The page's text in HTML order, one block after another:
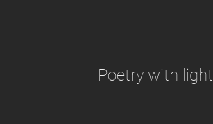
Poetry with light